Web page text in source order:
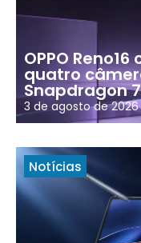
OPPO
quatro
Snapdragon
3 de agosto de 2026
Notícias